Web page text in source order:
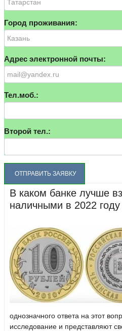
Город проживания:
Адрес электронной почты:
Тел.моб.:
Второй тел.:
В каком банке лучше
наличными в 2022
однозначного ответа на этот
исследование и представляют